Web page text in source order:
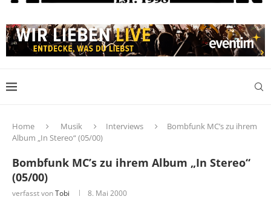
Home Musik Interviews
Bombfunk MC’s zu ihrem
Album „In Stereo“ (05/00)
Bombfunk MC’s zu ihrem Album „In Stereo“
(05/00)
verfasst vonTobi 8. Mai 2000